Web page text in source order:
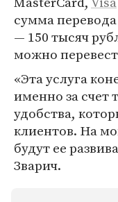
сумма
— 150 тысяч
можно
«Эта услуга
именно за счет
удобства,
клиентов. На
будут ее
Зварич.